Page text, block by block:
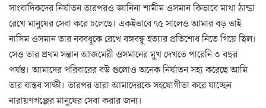
সাংবাদিকদের নির্যাতন তারপরও জানিনা শামীম ওসমান কিভাবে মাথা ঠান্ডা
রেখে মানুষের সেবা করে চলেছে। একইভাবে ৭৫ সালেও আমার বড় ভাই
নাসিম ওসমান তার নববধূকে রেখে বঙ্গবন্ধু হত্যার প্রতিশোধ নিতে গিয়ে ছিল।
সেও তার প্রথম সন্তান আজমেরী ওসমানের মুখ দেখতে পারেনি ৩ বছর
পর্যন্ত। আমাদের পরিবারের বউ গুলোও অনেক নির্যাতন সহ্য করেছে আমি
তার বাস্তব সাক্ষী। তারপর তারা আমাদেরকে সহযোগীতা করে যাচ্ছেন
নারায়ণগঞ্জের মানুষের সেবা করার জন্য।